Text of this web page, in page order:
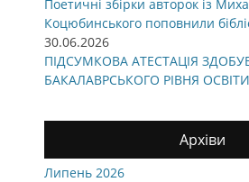
Поетичні збірки авторок із
Коцюбинського поповнили
30.06.2026
ПІДСУМКОВА АТЕСТАЦІЯ
БАКАЛАВРСЬКОГО РІВНЯ ОСВІТИ
Архіви
Липень 2026